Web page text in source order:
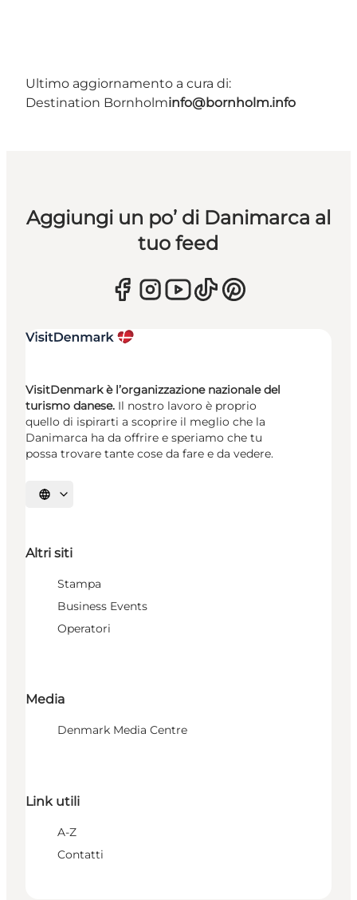
Ultimo aggiornamento a cura di:
Destination Bornholminfo@bornholm.info
Aggiungi un po’ di Danimarca al
tuo feed
VisitDenmark è l’organizzazione nazionale del
turismo danese. Il nostro lavoro è proprio
quello di ispirarti a scoprire il meglio che la
Danimarca ha da offrire e speriamo che tu
possa trovare tante cose da fare e da vedere.
Seleziona la lingua
Altri siti
Stampa
Business Events
Operatori
Media
Denmark Media Centre
Link utili
A-Z
Contatti